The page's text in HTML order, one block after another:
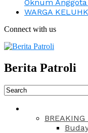
Oknum
WARGA
Connect with us
Berita Patroli
BREAKING